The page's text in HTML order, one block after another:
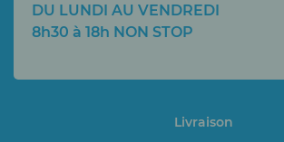
DU LUNDI AU VENDREDI
8h30 à 18h NON STOP
Livraison